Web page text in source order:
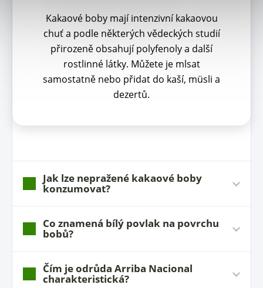
Kakaové boby mají intenzivní kakaovou
chuť a podle některých vědeckých studií
přirozeně obsahují polyfenoly a další
rostlinné látky. Můžete je mlsat
samostatně nebo přidat do kaší, müsli a
dezertů.
Jak lze nepražené kakaové boby
konzumovat?
Co znamená bílý povlak na povrchu
bobů?
Čím je odrůda Arriba Nacional
charakteristická?